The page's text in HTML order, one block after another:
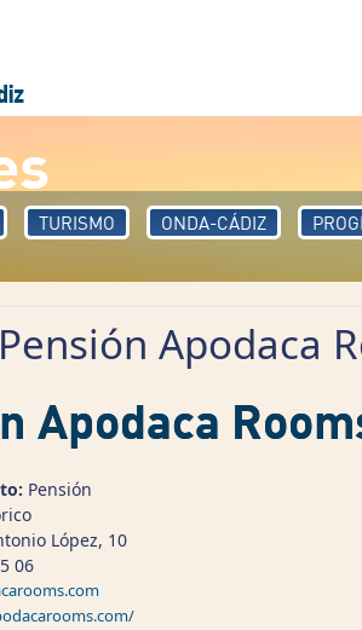
TURISMO ONDA-CÁDIZ
Pensión Apodaca
Apodaca
Pensión
López, 10
06